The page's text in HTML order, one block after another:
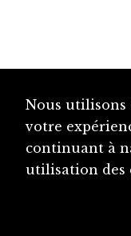
Nous utilisons
votre
continuant à
utilisation des